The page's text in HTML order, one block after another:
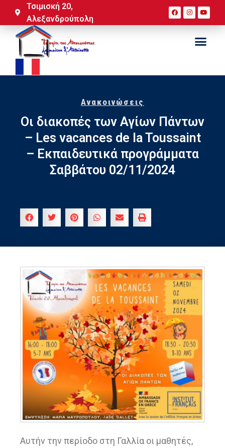
Τσιμισκή 20,
Αλεξανδρούπολη
Ανακοινώσεις
Οι διακοπές των Αγίων Πάντων
– Les vacances de la Toussaint
– Εκπαιδευτικά προγράμματα
Σαββάτου 02/11/2024
Αυτήν την περίοδο στη Γαλλία οι μαθητές,